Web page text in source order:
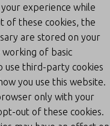
experience while
of these cookies, the
are stored on your
of basic
use third-party cookies
you use this website.
only with your
out of these cookies.